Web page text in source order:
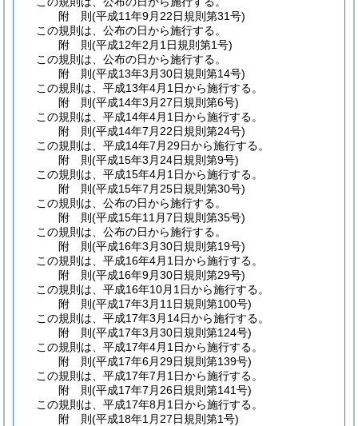
附 則(平成11年9月22日規則第31号)
この規則は、公布の日から施行する。
附 則(平成12年2月1日規則第1号)
この規則は、公布の日から施行する。
附 則(平成13年3月30日規則第14号)
この規則は、平成13年4月1日から施行する。
附 則(平成14年3月27日規則第6号)
この規則は、平成14年4月1日から施行する。
附 則(平成14年7月22日規則第24号)
この規則は、平成14年7月29日から施行する。
附 則(平成15年3月24日規則第9号)
この規則は、平成15年4月1日から施行する。
附 則(平成15年7月25日規則第30号)
この規則は、公布の日から施行する。
附 則(平成15年11月7日規則第35号)
この規則は、公布の日から施行する。
附 則(平成16年3月30日規則第19号)
この規則は、平成16年4月1日から施行する。
附 則(平成16年9月30日規則第29号)
この規則は、平成16年10月1日から施行する。
附 則(平成17年3月11日規則第100号)
この規則は、平成17年3月14日から施行する。
附 則(平成17年3月30日規則第124号)
この規則は、平成17年4月1日から施行する。
附 則(平成17年6月29日規則第139号)
この規則は、平成17年7月1日から施行する。
附 則(平成17年7月26日規則第141号)
この規則は、平成17年8月1日から施行する。
附 則(平成18年1月27日規則第1号)